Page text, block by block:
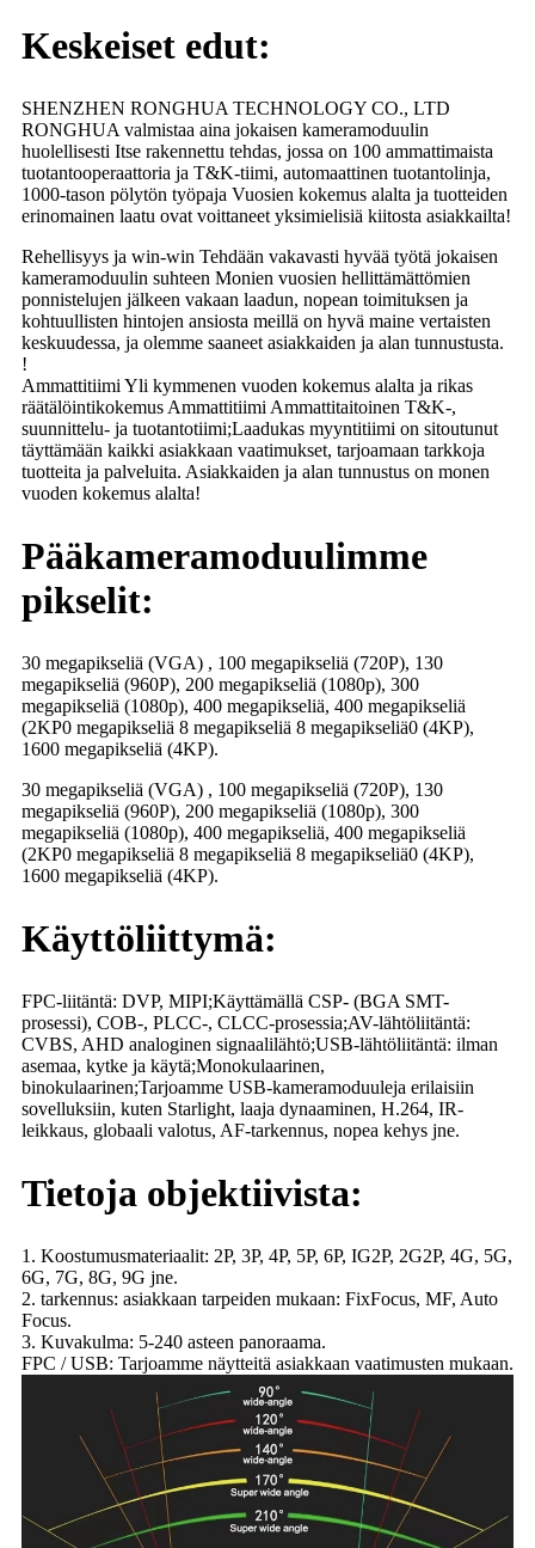
Keskeiset edut:
SHENZHEN RONGHUA TECHNOLOGY CO., LTD
RONGHUA valmistaa aina jokaisen kameramoduulin
huolellisesti Itse rakennettu tehdas, jossa on 100 ammattimaista
tuotantooperaattoria ja T&K-tiimi, automaattinen tuotantolinja,
1000-tason pölytön työpaja Vuosien kokemus alalta ja tuotteiden
erinomainen laatu ovat voittaneet yksimielisiä kiitosta asiakkailta!
Rehellisyys ja win-win Tehdään vakavasti hyvää työtä jokaisen
kameramoduulin suhteen Monien vuosien hellittämättömien
ponnistelujen jälkeen vakaan laadun, nopean toimituksen ja
kohtuullisten hintojen ansiosta meillä on hyvä maine vertaisten
keskuudessa, ja olemme saaneet asiakkaiden ja alan tunnustusta.
!
Ammattitiimi Yli kymmenen vuoden kokemus alalta ja rikas
räätälöintikokemus Ammattitiimi Ammattitaitoinen T&K-,
suunnittelu- ja tuotantotiimi;Laadukas myyntitiimi on sitoutunut
täyttämään kaikki asiakkaan vaatimukset, tarjoamaan tarkkoja
tuotteita ja palveluita. Asiakkaiden ja alan tunnustus on monen
vuoden kokemus alalta!
Pääkameramoduulimme
pikselit:
30 megapikseliä (VGA) , 100 megapikseliä (720P), 130
megapikseliä (960P), 200 megapikseliä (1080p), 300
megapikseliä (1080p), 400 megapikseliä, 400 megapikseliä
(2KP0 megapikseliä 8 megapikseliä 8 megapikseliä0 (4KP),
1600 megapikseliä (4KP).
30 megapikseliä (VGA) , 100 megapikseliä (720P), 130
megapikseliä (960P), 200 megapikseliä (1080p), 300
megapikseliä (1080p), 400 megapikseliä, 400 megapikseliä
(2KP0 megapikseliä 8 megapikseliä 8 megapikseliä0 (4KP),
1600 megapikseliä (4KP).
Käyttöliittymä:
FPC-liitäntä: DVP, MIPI;Käyttämällä CSP- (BGA SMT-
prosessi), COB-, PLCC-, CLCC-prosessia;AV-lähtöliitäntä:
CVBS, AHD analoginen signaalilähtö;USB-lähtöliitäntä: ilman
asemaa, kytke ja käytä;Monokulaarinen,
binokulaarinen;Tarjoamme USB-kameramoduuleja erilaisiin
sovelluksiin, kuten Starlight, laaja dynaaminen, H.264, IR-
leikkaus, globaali valotus, AF-tarkennus, nopea kehys jne.
Tietoja objektiivista:
1. Koostumusmateriaalit: 2P, 3P, 4P, 5P, 6P, IG2P, 2G2P, 4G, 5G,
6G, 7G, 8G, 9G jne.
2. tarkennus: asiakkaan tarpeiden mukaan: FixFocus, MF, Auto
Focus.
3. Kuvakulma: 5-240 asteen panoraama.
FPC / USB: Tarjoamme näytteitä asiakkaan vaatimusten mukaan.